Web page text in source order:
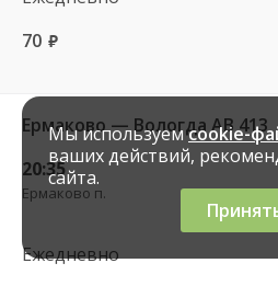
70 руб.
Ермаково — Вологда АВ 413
20:35
Ермаково п.
Ежедневно
Мы используемcookie-
ваших действий,
сайта.